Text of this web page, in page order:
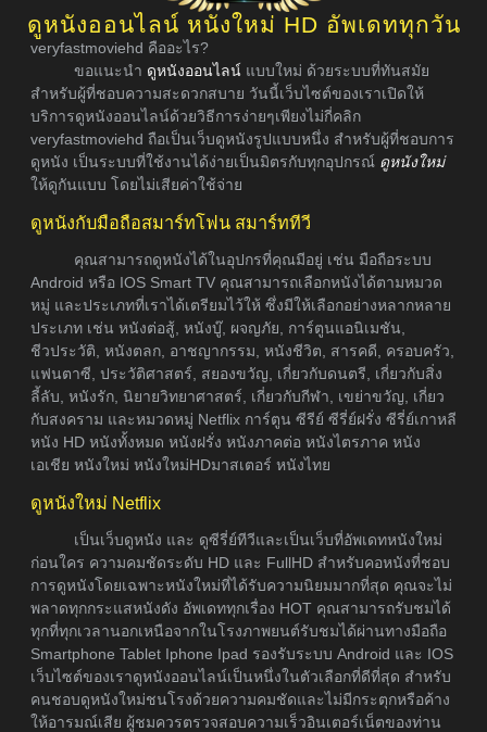
ดูหนังออนไลน์ หนังใหม่ HD อัพเดททุกวัน
veryfastmoviehd คืออะไร?
ขอแนะนำ ดูหนังออนไลน์ แบบใหม่ ด้วยระบบที่ทันสมัย
สำหรับผู้ที่ชอบความสะดวกสบาย วันนี้เว็บไซต์ของเราเปิดให้
บริการดูหนังออนไลน์ด้วยวิธีการง่ายๆเพียงไม่กี่คลิก
veryfastmoviehd ถือเป็นเว็บดูหนังรูปแบบหนึ่ง สำหรับผู้ที่ชอบการ
ดูหนัง เป็นระบบที่ใช้งานได้ง่ายเป็นมิตรกับทุกอุปกรณ์ ดูหนังใหม่
ให้ดูกันแบบ โดยไม่เสียค่าใช้จ่าย
ดูหนังกับมือถือสมาร์ทโฟน สมาร์ททีวี
คุณสามารถดูหนังได้ในอุปกรที่คุณมีอยู่ เช่น มือถือระบบ
Android หรือ IOS Smart TV คุณสามารถเลือกหนังได้ตามหมวด
หมู่ และประเภทที่เราได้เตรียมไว้ให้ ซึ่งมีให้เลือกอย่างหลากหลาย
ประเภท เช่น หนังต่อสู้, หนังบู๊, ผจญภัย, การ์ตูนแอนิเมชัน,
ชีวประวัติ, หนังตลก, อาชญากรรม, หนังชีวิต, สารคดี, ครอบครัว,
แฟนตาซี, ประวัติศาสตร์, สยองขวัญ, เกี่ยวกับดนตรี, เกี่ยวกับสิ่ง
ลี้ลับ, หนังรัก, นิยายวิทยาศาสตร์, เกี่ยวกับกีฬา, เขย่าขวัญ, เกี่ยว
กับสงคราม และหมวดหมู่ Netflix การ์ตูน ซีรีย์ ซีรี่ย์ฝรั่ง ซีรี่ย์เกาหลี
หนัง HD หนังทั้งหมด หนังฝรั่ง หนังภาคต่อ หนังไตรภาค หนัง
เอเชีย หนังใหม่ หนังใหม่HDมาสเตอร์ หนังไทย
ดูหนังใหม่ Netflix
เป็นเว็บดูหนัง และ ดูซีรี่ย์ทีวีและเป็นเว็บที่อัพเดทหนังใหม่
ก่อนใคร ความคมชัดระดับ HD และ FullHD สำหรับคอหนังที่ชอบ
การดูหนังโดยเฉพาะหนังใหม่ที่ได้รับความนิยมมากที่สุด คุณจะไม่
พลาดทุกกระแสหนังดัง อัพเดททุกเรื่อง HOT คุณสามารถรับชมได้
ทุกที่ทุกเวลานอกเหนือจากในโรงภาพยนต์รับชมได้ผ่านทางมือถือ
Smartphone Tablet Iphone Ipad รองรับระบบ Android และ IOS
เว็บไซต์ของเราดูหนังออนไลน์เป็นหนึ่งในตัวเลือกที่ดีที่สุด สำหรับ
คนชอบดูหนังใหม่ชนโรงด้วยความคมชัดและไม่มีกระตุกหรือค้าง
ให้อารมณ์เสีย ผู้ชมควรตรวจสอบความเร็วอินเตอร์เน็ตของท่าน